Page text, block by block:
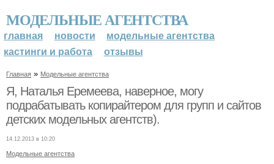
МОДЕЛЬНЫЕ АГЕНТСТВА
главная новости
модельные агентства
кастинги и работа
отзывы
Главная » Модельные агентства
Я, Наталья Еремеева, наверное, могу
подрабатывать копирайтером для групп и сайтов
детских модельных агентств).
14.12.2013 в 10:20
Модельные агентства